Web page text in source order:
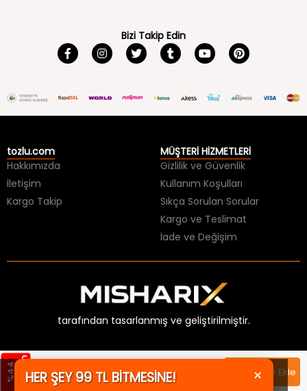
%
4
4
İ
n
d
i
r
im 1599,99 TL
899,99 TL
Sepete Ekle
Hakkımızda
İletişim
Kargo Takip
Gizlilik ve Güvenlik
Kullanım Koşulları
Sıkça Sorulan Sorular
Kargo ve Teslimat
İade ve Değişim
tarafından tasarlanmış ve geliştirilmiştir.
×
HER ŞEY 99 TL BİTMESİNE!
KAÇIRMA!